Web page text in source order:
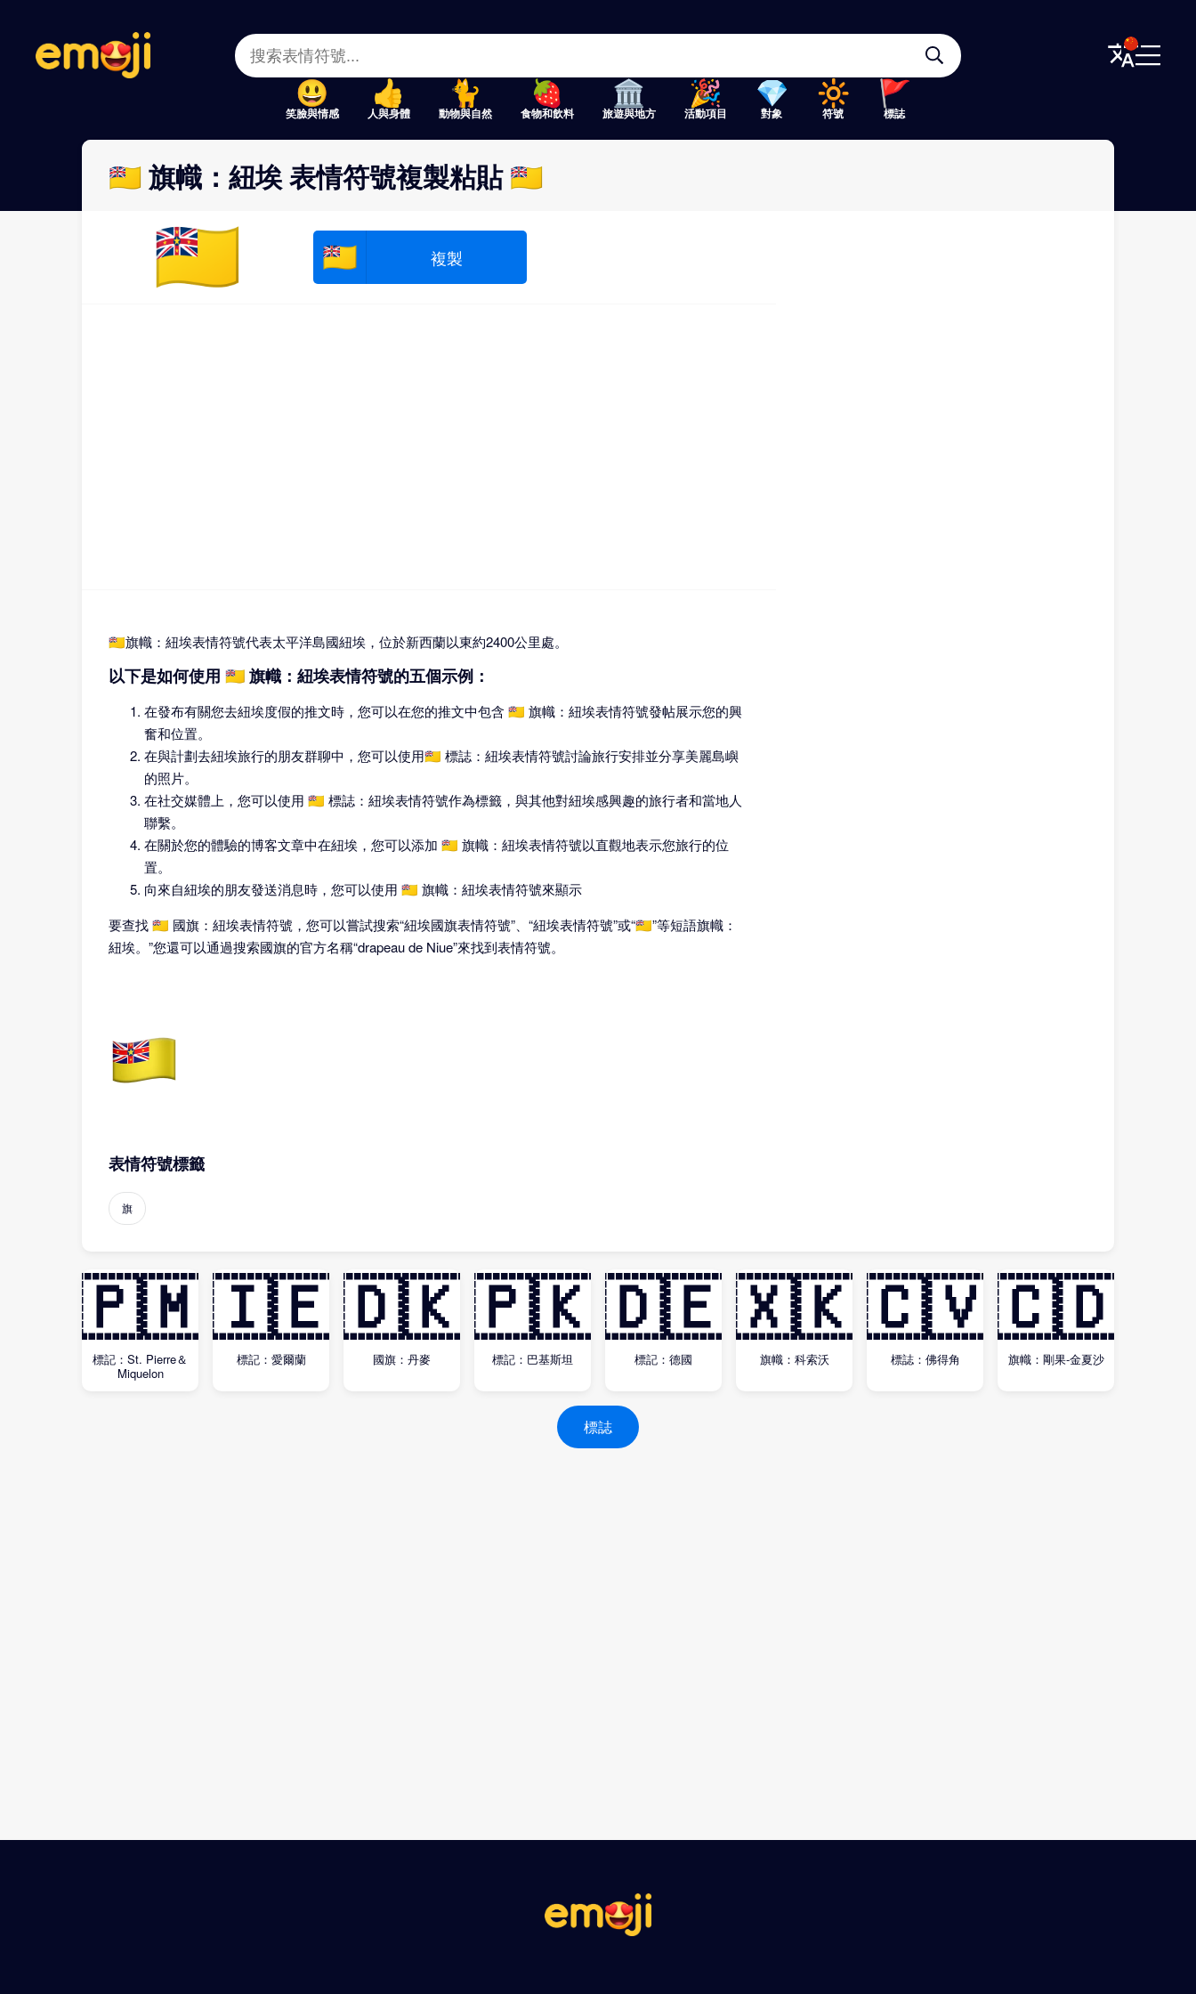
笑臉與情感 人與身體 動物與自然 食物和飲料 旅遊與地方 活動項目 對象 符號 標誌
Close
Close
🇳🇺 旗幟：紐埃 表情符號複製粘貼 🇳🇺
🇳🇺 🇳🇺 複製
🇳🇺旗幟：紐埃表情符號代表太平洋島國紐埃，位於新西蘭以東約2400公里處。
以下是如何使用 🇳🇺 旗幟：紐埃表情符號的五個示例：
在發布有關您去紐埃度假的推文時，您可以在您的推文中包含 🇳🇺 旗幟：紐埃表情符號發帖展示您的興
奮和位置。
在與計劃去紐埃旅行的朋友群聊中，您可以使用🇳🇺 標誌：紐埃表情符號討論旅行安排並分享美麗島嶼
的照片。
在社交媒體上，您可以使用 🇳🇺 標誌：紐埃表情符號作為標籤，與其他對紐埃感興趣的旅行者和當地人
聯繫。
在關於您的體驗的博客文章中在紐埃，您可以添加 🇳🇺 旗幟：紐埃表情符號以直觀地表示您旅行的位
置。
向來自紐埃的朋友發送消息時，您可以使用 🇳🇺 旗幟：紐埃表情符號來顯示
要查找 🇳🇺 國旗：紐埃表情符號，您可以嘗試搜索“紐埃國旗表情符號”、“紐埃表情符號”或“🇳🇺”等短語旗幟：
紐埃。”您還可以通過搜索國旗的官方名稱“drapeau de Niue”來找到表情符號。
表情符號標籤
旗
🇵🇲
標記：St. Pierre＆
Miquelon
🇮🇪
標記：愛爾蘭
🇩🇰
國旗：丹麥
🇵🇰
標記：巴基斯坦
🇩🇪
標記：德國
🇽🇰
旗幟：科索沃
🇨🇻
標誌：佛得角
🇨🇩
旗幟：剛果-金夏沙
標誌